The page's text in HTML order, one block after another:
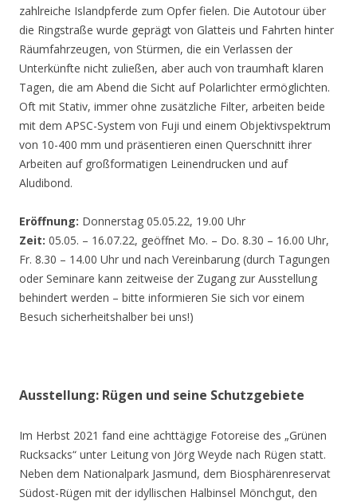
zahlreiche Islandpferde zum Opfer fielen. Die Autotour über
die Ringstraße wurde geprägt von Glatteis und Fahrten hinter
Räumfahrzeugen, von Stürmen, die ein Verlassen der
Unterkünfte nicht zuließen, aber auch von traumhaft klaren
Tagen, die am Abend die Sicht auf Polarlichter ermöglichten.
Oft mit Stativ, immer ohne zusätzliche Filter, arbeiten beide
mit dem APSC-System von Fuji und einem Objektivspektrum
von 10-400 mm und präsentieren einen Querschnitt ihrer
Arbeiten auf großformatigen Leinendrucken und auf
Aludibond.
Eröffnung: Donnerstag 05.05.22, 19.00 Uhr
Zeit: 05.05. – 16.07.22, geöffnet Mo. – Do. 8.30 – 16.00 Uhr,
Fr. 8.30 – 14.00 Uhr und nach Vereinbarung (durch Tagungen
oder Seminare kann zeitweise der Zugang zur Ausstellung
behindert werden – bitte informieren Sie sich vor einem
Besuch sicherheitshalber bei uns!)
Ausstellung: Rügen und seine Schutzgebiete
Im Herbst 2021 fand eine achttägige Fotoreise des „Grünen
Rucksacks“ unter Leitung von Jörg Weyde nach Rügen statt.
Neben dem Nationalpark Jasmund, dem Biosphärenreservat
Südost-Rügen mit der idyllischen Halbinsel Mönchgut, den